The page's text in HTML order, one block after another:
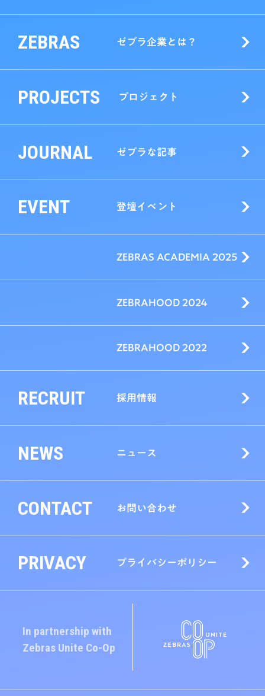
ZEBRAS ゼブラ企業とは？
PROJECTS プロジェクト
JOURNAL ゼブラな記事
EVENT 登壇イベント
ZEBRAS ACADEMIA 2025
ZEBRAHOOD 2024
ZEBRAHOOD 2022
RECRUIT 採用情報
NEWS ニュース
CONTACT お問い合わせ
PRIVACY プライバシーポリシー
In partnership with
Zebras Unite Co-Op